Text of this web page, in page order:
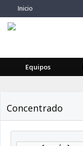
Inicio
Equipos
Concentrado